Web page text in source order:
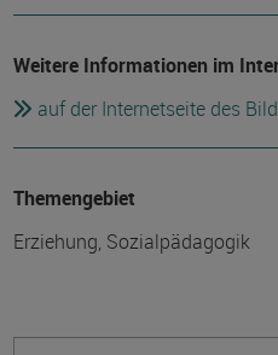
Weitere Informationen im
auf der Internetseite des
Themengebiet
Erziehung, Sozialpädagogik